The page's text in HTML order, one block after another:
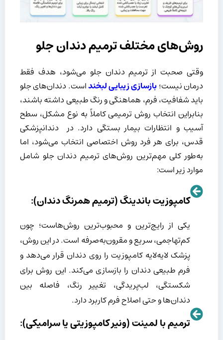
روش‌های مختلف ترمیم دندان جلو
وقتی صحبت از ترمیم دندان جلو می‌شود، هدف فقط
درمان نیست؛بازسازی زیبایی لبخنداست. دندان‌های جلو
باید شفافیت، فرم، هماهنگی و رنگ طبیعی داشته باشند،
بنابراین انتخاب روش ترمیمی کاملاً به نوع مشکل، سطح
آسیب و انتظارات بیمار بستگی دارد. در دندانپزشکی
قدس، برای هر فرد روش اختصاصی انتخاب می‌شود، اما
به‌طور کلی مهم‌ترین روش‌های ترمیم دندان جلو شامل
موارد زیر است:
کامپوزیت باندینگ (ترمیم همرنگ دندان):
یکی از رایج‌ترین و محبوب‌ترین روش‌هاست؛ چون
کم‌تهاجمی، سریع و مقرون‌به‌صرفه است. در این روش،
پزشک لایه‌لایه کامپوزیت را روی دندان قرار می‌دهد و
فرم طبیعی دندان را بازسازی می‌کند. این روش برای
شکستگی، لب‌پریدگی، تغییر رنگ، فاصله بین
دندان‌ها و حتی اصلاح فرم کاربرد دارد.
ترمیم با لمینت (ونیر کامپوزیتی یا سرامیکی):